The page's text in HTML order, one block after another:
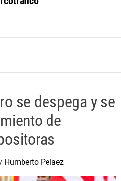
o
e
se despega y se
de
Humberto Pelaez